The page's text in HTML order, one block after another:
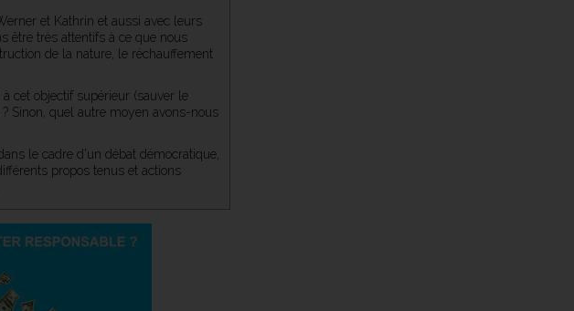
et Kathrin et aussi avec leurs
être très attentifs à ce que nous
de la nature, le réchauffement
cet objectif supérieur (sauver le
Sinon, quel autre moyen avons-nous
le cadre d'un débat démocratique,
propos tenus et actions